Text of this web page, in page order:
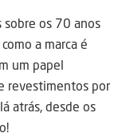
sobre os 70 anos
a marca é
um papel
revestimentos por
atrás, desde os